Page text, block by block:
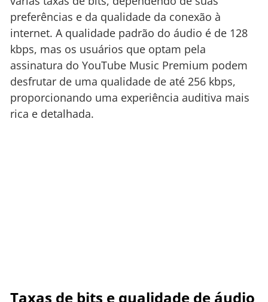
preferências e da qualidade da conexão à
internet. A qualidade padrão do áudio é de 128
kbps, mas os usuários que optam pela
assinatura do YouTube Music Premium podem
desfrutar de uma qualidade de até 256 kbps,
proporcionando uma experiência auditiva mais
rica e detalhada.
Taxas de bits e qualidade de áudio